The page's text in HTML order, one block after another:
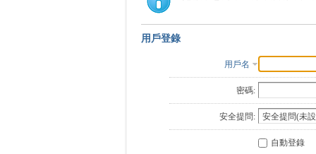
用戶登錄
用戶名
密碼:
安全提問:
自動登錄